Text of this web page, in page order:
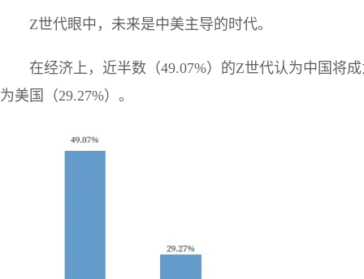
Z世代眼中，未来是中美主导的时代。
在经济上，近半数（49.07%）的Z世代认为中国将
为美国（29.27%）。